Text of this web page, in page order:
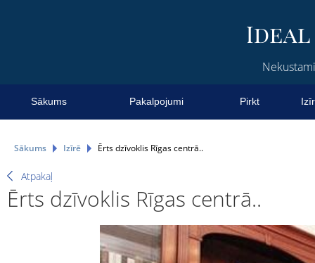
Sākums Pakalpojumi Pirkt
Sākums Izīrē Ērts dzīvoklis Rīgas centrā..
Atpakaļ
Ērts dzīvoklis Rīgas centrā..